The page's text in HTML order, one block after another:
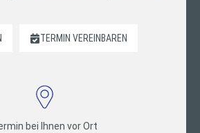
TERMIN VEREINBAREN
bei Ihnen vor Ort